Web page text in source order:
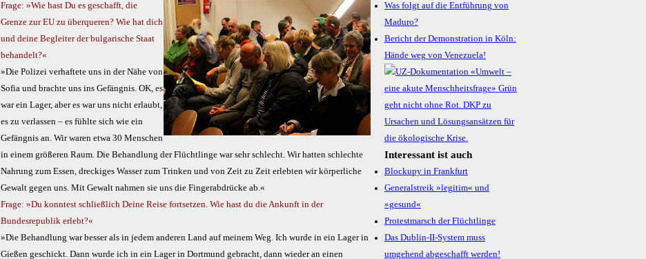
Frage: »Wie hast Du es geschafft, die
Grenze zur EU zu überqueren? Wie hat dich
und deine Begleiter der bulgarische Staat
behandelt?«
»Die Polizei verhaftete uns in der Nähe von
Sofia und brachte uns ins Gefängnis. OK, es
war ein Lager, aber es war uns nicht erlaubt,
es zu verlassen – es fühlte sich wie ein
Gefängnis an. Wir waren etwa 30 Menschen
in einem größeren Raum. Die Behandlung der Flüchtlinge war sehr schlecht. Wir hatten schlechte
Nahrung zum Essen, dreckiges Wasser zum Trinken und von Zeit zu Zeit erlebten wir körperliche
Gewalt gegen uns. Mit Gewalt nahmen sie uns die Fingerabdrücke ab.«
Frage: »Du konntest schließlich Deine Reise fortsetzen. Wie hast du die Ankunft in der
Bundesrepublik erlebt?«
»Die Behandlung war besser als in jedem anderen Land auf meinem Weg. Ich wurde in ein Lager in
Gießen geschickt. Dann wurde ich in ein Lager in Dortmund gebracht, dann wieder an einen
Was folgt auf die Entführung von
Maduro?
Bericht der Demonstration in Köln:
Hände weg von Venezuela!
Interessant ist auch
Blockupy in Frankfurt
Generalstreik »legitim« und
»gesund«
Protestmarsch der Flüchtlinge
Das Dublin-II-System muss
umgehend abge­schafft werden!